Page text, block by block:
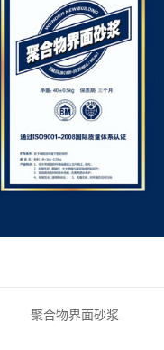
聚合物界面砂浆